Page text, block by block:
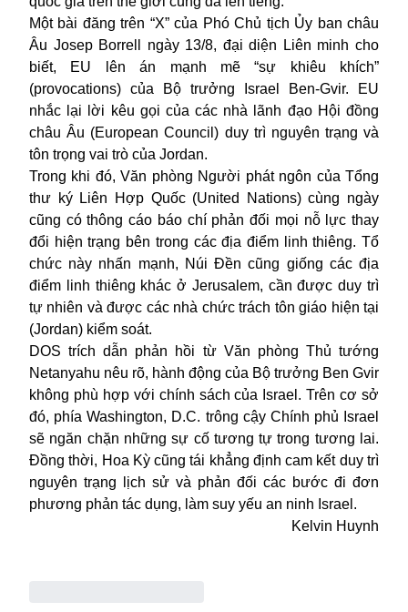
Một bài đăng trên “X” của Phó Chủ tịch Ủy ban châu
Âu Josep Borrell ngày 13/8, đại diện Liên minh cho
biết, EU lên án mạnh mẽ “sự khiêu khích”
(provocations) của Bộ trưởng Israel Ben-Gvir. EU
nhắc lại lời kêu gọi của các nhà lãnh đạo Hội đồng
châu Âu (European Council) duy trì nguyên trạng và
tôn trọng vai trò của Jordan.
Trong khi đó, Văn phòng Người phát ngôn của Tổng
thư ký Liên Hợp Quốc (United Nations) cùng ngày
cũng có thông cáo báo chí phản đối mọi nỗ lực thay
đổi hiện trạng bên trong các địa điểm linh thiêng. Tổ
chức này nhấn mạnh, Núi Đền cũng giống các địa
điểm linh thiêng khác ở Jerusalem, cần được duy trì
tự nhiên và được các nhà chức trách tôn giáo hiện tại
(Jordan) kiểm soát.
DOS trích dẫn phản hồi từ Văn phòng Thủ tướng
Netanyahu nêu rõ, hành động của Bộ trưởng Ben Gvir
không phù hợp với chính sách của Israel. Trên cơ sở
đó, phía Washington, D.C. trông cậy Chính phủ Israel
sẽ ngăn chặn những sự cố tương tự trong tương lai.
Đồng thời, Hoa Kỳ cũng tái khẳng định cam kết duy trì
nguyên trạng lịch sử và phản đối các bước đi đơn
phương phản tác dụng, làm suy yếu an ninh Israel.
Kelvin Huynh